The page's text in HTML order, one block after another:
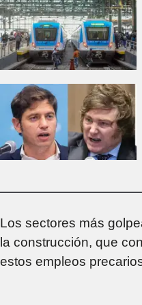
Los sectores más
la construcción, que
estos empleos